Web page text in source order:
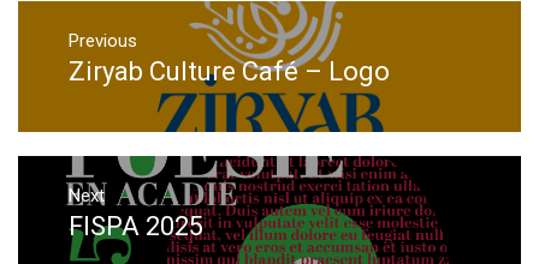
Post
navigation
Previous
Previous
Ziryab Culture Café – Logo
Next
Next
post:
FISPA 2025